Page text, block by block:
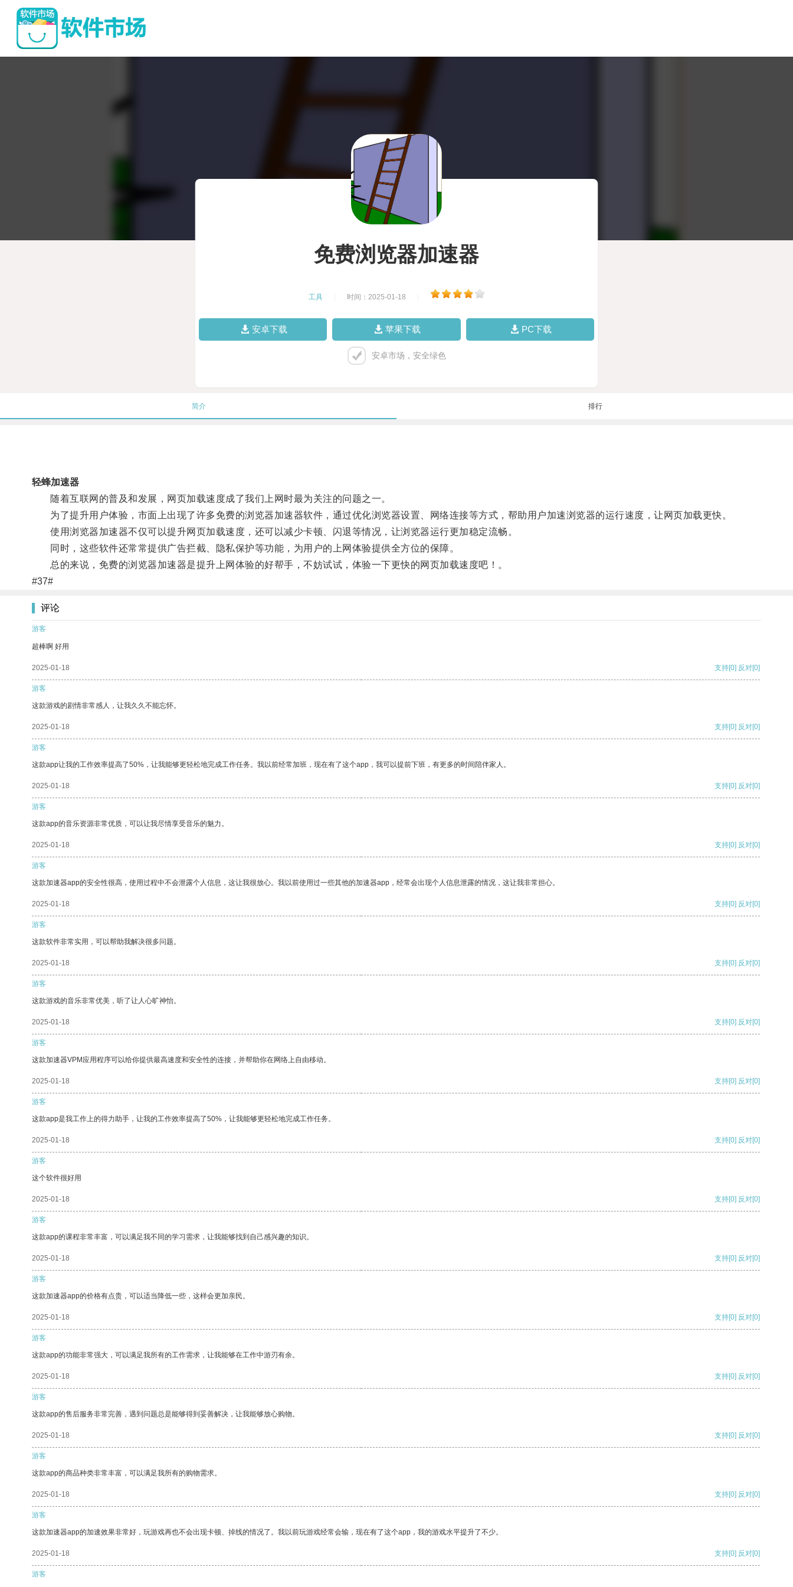
免费浏览器加速器
工具 时间：2025-01-18
安卓下载 苹果下载 PC下载
安卓市场，安全绿色
简介 排行
轻蜂加速器
随着互联网的普及和发展，网页加载速度成了我们上网时最为关注的问题之一。
为了提升用户体验，市面上出现了许多免费的浏览器加速器软件，通过优化浏览器设置、网络连接等方式，帮助用户加速浏览器的运行速度，让网页加载更快。
使用浏览器加速器不仅可以提升网页加载速度，还可以减少卡顿、闪退等情况，让浏览器运行更加稳定流畅。
同时，这些软件还常常提供广告拦截、隐私保护等功能，为用户的上网体验提供全方位的保障。
总的来说，免费的浏览器加速器是提升上网体验的好帮手，不妨试试，体验一下更快的网页加载速度吧！。
#37#
评论
游客
超棒啊 好用
2025-01-18 支持[0] 反对[0]
游客
这款游戏的剧情非常感人，让我久久不能忘怀。
2025-01-18 支持[0] 反对[0]
游客
这款app让我的工作效率提高了50%，让我能够更轻松地完成工作任务。我以前经常加班，现在有了这个app，我可以提前下班，有更多的时间陪伴家人。
2025-01-18 支持[0] 反对[0]
游客
这款app的音乐资源非常优质，可以让我尽情享受音乐的魅力。
2025-01-18 支持[0] 反对[0]
游客
这款加速器app的安全性很高，使用过程中不会泄露个人信息，这让我很放心。我以前使用过一些其他的加速器app，经常会出现个人信息泄露的情况，这让我非常担心。
2025-01-18 支持[0] 反对[0]
游客
这款软件非常实用，可以帮助我解决很多问题。
2025-01-18 支持[0] 反对[0]
游客
这款游戏的音乐非常优美，听了让人心旷神怡。
2025-01-18 支持[0] 反对[0]
游客
这款加速器VPM应用程序可以给你提供最高速度和安全性的连接，并帮助你在网络上自由移动。
2025-01-18 支持[0] 反对[0]
游客
这款app是我工作上的得力助手，让我的工作效率提高了50%，让我能够更轻松地完成工作任务。
2025-01-18 支持[0] 反对[0]
游客
这个软件很好用
2025-01-18 支持[0] 反对[0]
游客
这款app的课程非常丰富，可以满足我不同的学习需求，让我能够找到自己感兴趣的知识。
2025-01-18 支持[0] 反对[0]
游客
这款加速器app的价格有点贵，可以适当降低一些，这样会更加亲民。
2025-01-18 支持[0] 反对[0]
游客
这款app的功能非常强大，可以满足我所有的工作需求，让我能够在工作中游刃有余。
2025-01-18 支持[0] 反对[0]
游客
这款app的售后服务非常完善，遇到问题总是能够得到妥善解决，让我能够放心购物。
2025-01-18 支持[0] 反对[0]
游客
这款app的商品种类非常丰富，可以满足我所有的购物需求。
2025-01-18 支持[0] 反对[0]
游客
这款加速器app的加速效果非常好，玩游戏再也不会出现卡顿、掉线的情况了。我以前玩游戏经常会输，现在有了这个app，我的游戏水平提升了不少。
2025-01-18 支持[0] 反对[0]
游客